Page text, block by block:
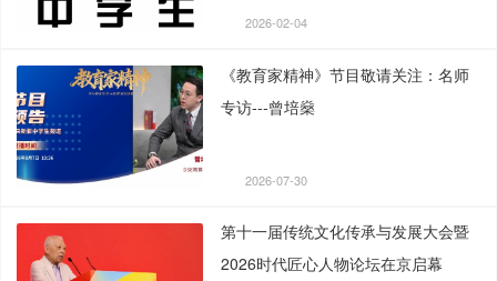
2026-02-04
《教育家精神》节目敬请关注：名师
专访---曾培燊
2026-07-30
第十一届传统文化传承与发展大会暨
2026时代匠心人物论坛在京启幕